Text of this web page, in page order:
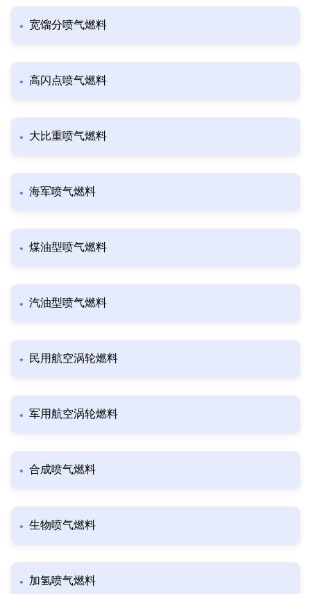
宽馏分喷气燃料
高闪点喷气燃料
大比重喷气燃料
海军喷气燃料
煤油型喷气燃料
汽油型喷气燃料
民用航空涡轮燃料
军用航空涡轮燃料
合成喷气燃料
生物喷气燃料
加氢喷气燃料